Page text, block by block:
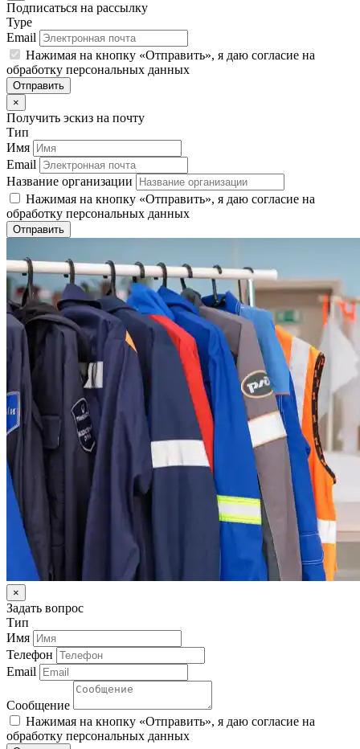
Подписаться на рассылку
Type
Email
Нажимая на кнопку «Отправить», я даю согласие на
обработку персональных данных
Отправить
×
Получить эскиз на почту
Тип
Имя
Email
Название организации
Нажимая на кнопку «Отправить», я даю согласие на
обработку персональных данных
Отправить
×
Задать вопрос
Тип
Имя
Телефон
Email
Сообщение
Нажимая на кнопку «Отправить», я даю согласие на
обработку персональных данных